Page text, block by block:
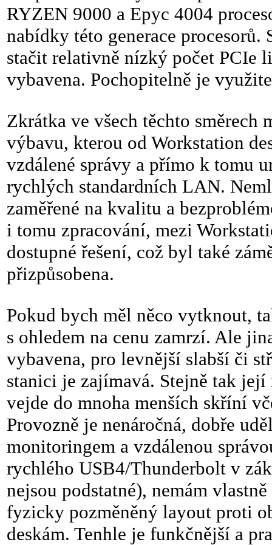
RYZEN 9000 a Epyc 4004
nabídky této generace
stačit relativně nízký počet PCIe
vybavena. Pochopitelně je
Zkrátka ve všech těchto směrech
výbavu, kterou od Workstation
vzdálené správy a přímo k tomu
rychlých standardních LAN.
zaměřené na kvalitu a
i tomu zpracování, mezi
dostupné řešení, což byl také
přizpůsobena.
Pokud bych měl něco vytknout,
s ohledem na cenu zamrzí. Ale
vybavena, pro levnější slabší či
stanici je zajímavá. Stejně tak její
vejde do mnoha menších skříní
Provozně je nenáročná, dobře
monitoringem a vzdálenou
rychlého USB4/Thunderbolt v
nejsou podstatné), nemám
fyzicky pozměněný layout proti
deskám. Tenhle je funkčnější a